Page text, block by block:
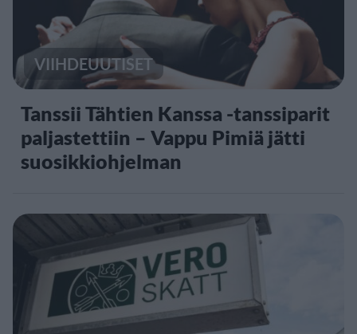
VIIHDEUUTISET
Tanssii Tähtien Kanssa -tanssiparit
paljastettiin – Vappu Pimiä jätti
suosikkiohjelman